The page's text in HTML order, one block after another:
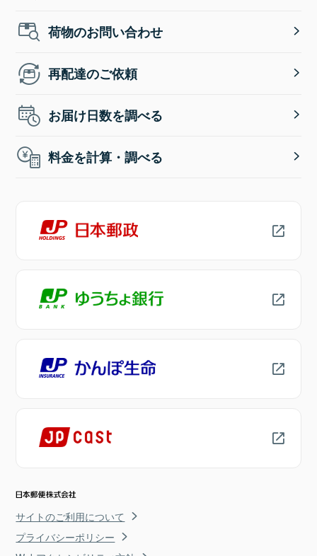
荷物のお問い合わせ
再配達のご依頼
お届け日数を調べる
料金を計算・調べる
サイトのご利用について
プライバシーポリシー